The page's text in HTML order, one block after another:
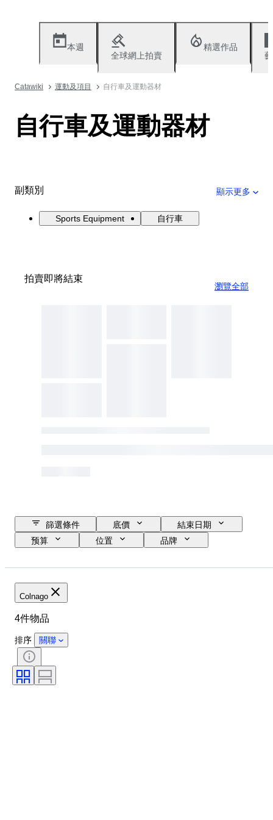
本週
全球網上拍賣
精選作品
Catawiki 運動及項目 自行車及運動器材
自行車及運動器材
副類別 顯示更多
Sports Equipment 自行車
拍賣即將結束
瀏覽全部
篩選條件 底價
結束日期
预算
位置
品牌
Colnago
4件物品
排序 關聯